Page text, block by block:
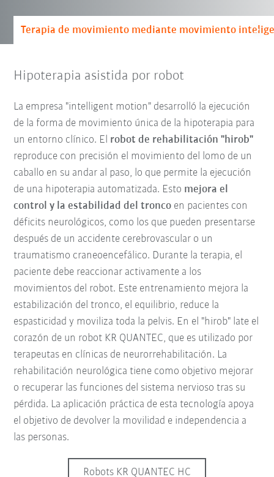
Terapia de movimiento mediante movimiento
Hipoterapia asistida por robot
La empresa "intelligent motion" desarrolló la ejecución
de la forma de movimiento única de la hipoterapia para
un entorno clínico. El robot de rehabilitación "hirob"
reproduce con precisión el movimiento del lomo de un
caballo en su andar al paso, lo que permite la ejecución
de una hipoterapia automatizada. Esto mejora el
control y la estabilidad del tronco en pacientes con
déficits neurológicos, como los que pueden presentarse
después de un accidente cerebrovascular o un
traumatismo craneoencefálico. Durante la terapia, el
paciente debe reaccionar activamente a los
movimientos del robot. Este entrenamiento mejora la
estabilización del tronco, el equilibrio, reduce la
espasticidad y moviliza toda la pelvis. En el "hirob" late el
corazón de un robot KR QUANTEC, que es utilizado por
terapeutas en clínicas de neurorrehabilitación. La
rehabilitación neurológica tiene como objetivo mejorar
o recuperar las funciones del sistema nervioso tras su
pérdida. La aplicación práctica de esta tecnología apoya
el objetivo de devolver la movilidad e independencia a
las personas.
Robots KR QUANTEC HC